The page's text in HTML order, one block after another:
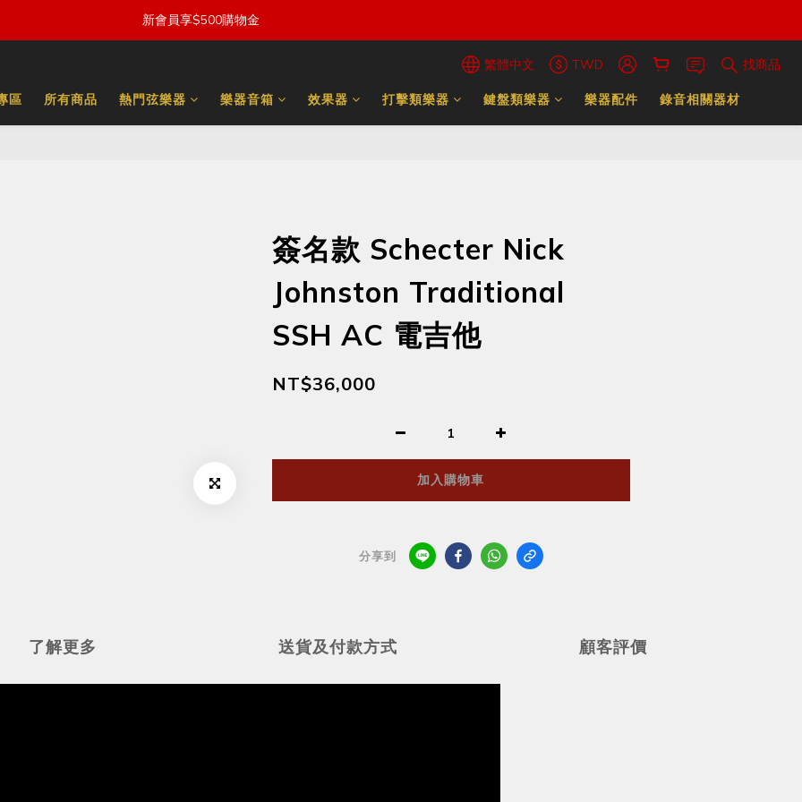
新會員享$500購物金
繁體中文 TWD 找商品
區 所有商品 熱門弦樂器 樂器音箱 效果器 打擊類樂器 鍵盤類樂器 樂器配件 錄音相關器材
簽名款 Schecter Nick
Johnston Traditional
SSH AC 電吉他
NT$36,000
加入購物車
分享到
了解更多 送貨及付款方式 顧客評價